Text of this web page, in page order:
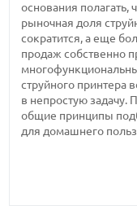
основания
рыночная доля
сократится, а еще
продаж собственно
струйного принтера
в непростую
общие принципы
для домашнего